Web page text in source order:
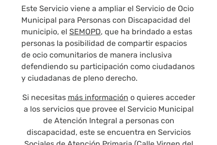
Este Servicio viene a ampliar el Servicio de Ocio
Municipal para Personas con Discapacidad del
municipio, el SEMOPD, que ha brindado a estas
personas la posibilidad de compartir espacios
de ocio comunitarios de manera inclusiva
defendiendo su participación como ciudadanos
y ciudadanas de pleno derecho.
Si necesitas más información o quieres acceder
a los servicios que provee el Servicio Municipal
de Atención Integral a personas con
discapacidad, este se encuentra en Servicios